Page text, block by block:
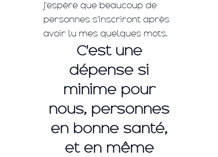
j’espère que beaucoup de
personnes s’inscriront après
avoir lu mes quelques mots.
C'est une
dépense si
minime pour
nous, personnes
en bonne santé,
et en même